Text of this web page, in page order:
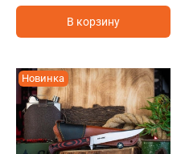
В корзину
Новинка